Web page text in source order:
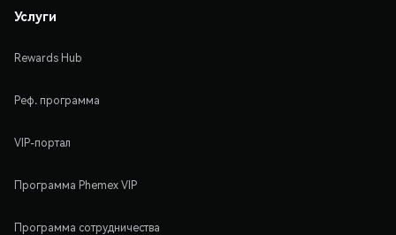
Услуги
Rewards Hub
Реф. программа
VIP-портал
Программа Phemex VIP
Программа сотрудничества